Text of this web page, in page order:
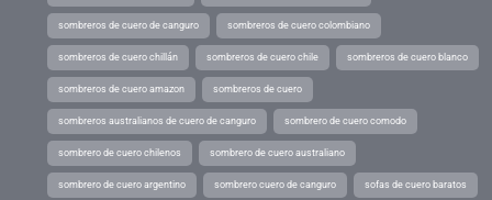
sombreros de cuero de canguro sombreros de cuero colombiano
sombreros de cuero chillán sombreros de cuero chile sombreros de cuero blanco
sombreros de cuero amazon sombreros de cuero
sombreros australianos de cuero de canguro sombrero de cuero comodo
sombrero de cuero chilenos sombrero de cuero australiano
sombrero de cuero argentino sombrero cuero de canguro sofas de cuero baratos